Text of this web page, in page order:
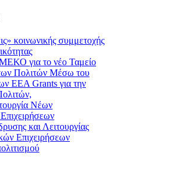
κοινωνικής συμμετοχής
για το νέο Ταμείο
Πολιτών Μέσω του
ΕΕΑ Grants για την
Νέων
και Λειτουργίας
Επιχειρήσεων